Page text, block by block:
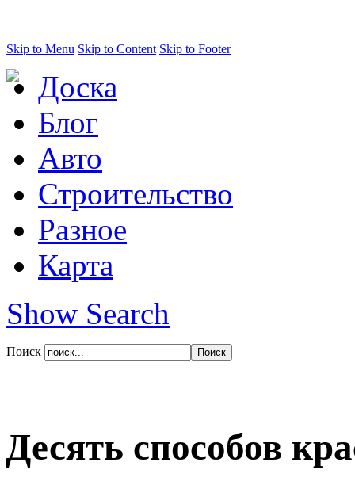
Skip to Menu Skip to Content Skip to Footer
Доска
Блог
Авто
Строительство
Разное
Карта
Show Search
Поиск
Десять способов